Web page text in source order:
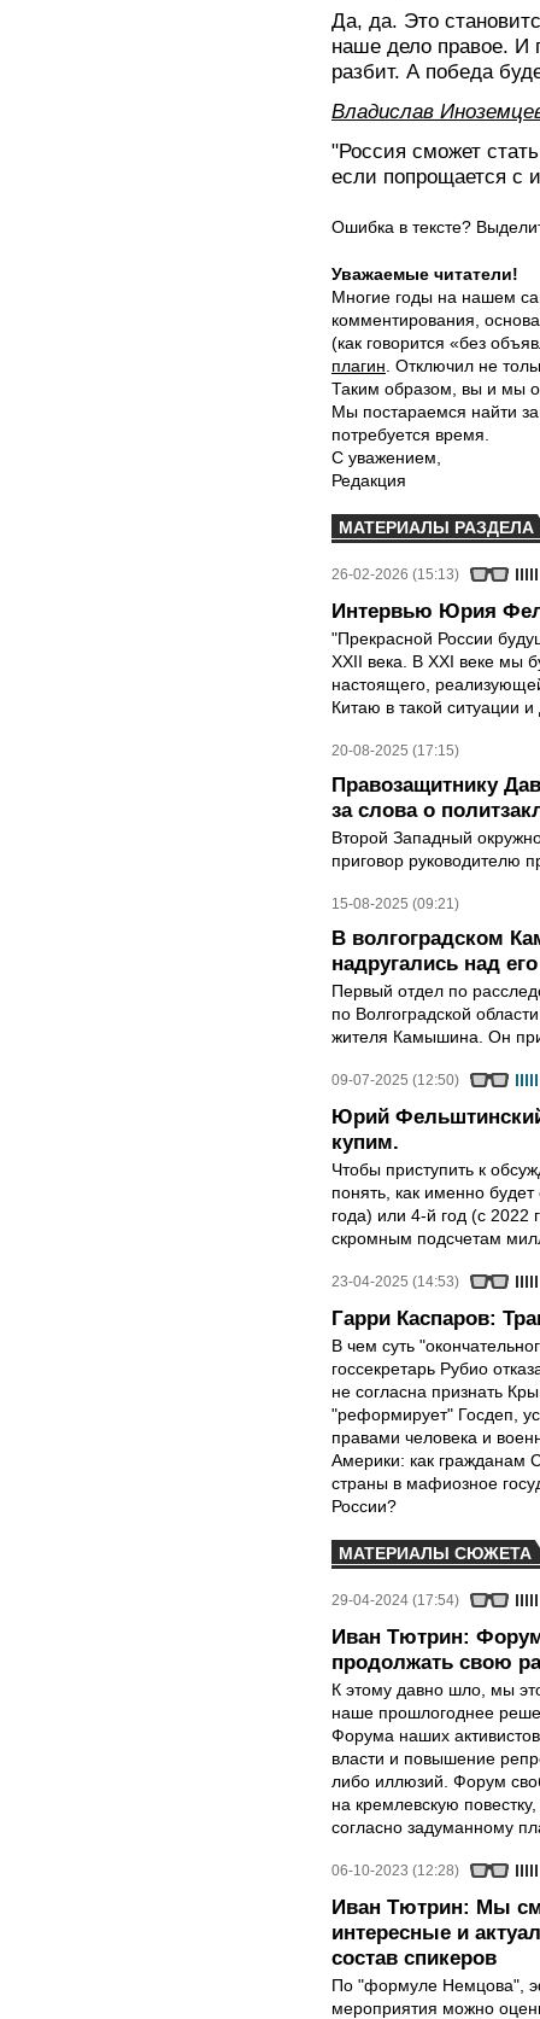
Да, да. Это
наше дело правое. И
разбит. А победа
Владислав
"Россия сможет
если попрощается с
Ошибка в тексте?
Уважаемые читатели!
Многие годы на нашем
комментирования,
(как говорится «без
плагин . Отключил не
Таким образом, вы и мы
Мы постараемся найти
потребуется время.
С уважением,
Редакция
МАТЕРИАЛЫ РАЗДЕЛА
26-02-2026 (15:13)
Интервью Юрия
"Прекрасной России
XXII века. В XXI веке мы
настоящего,
Китаю в такой ситуации
20-08-2025 (17:15)
Правозащитнику
за слова о
Второй Западный
приговор руководителю
15-08-2025 (09:21)
В волгоградском
надругались над
Первый отдел по
по Волгоградской
жителя Камышина. Он
09-07-2025 (12:50)
Юрий
купим.
Чтобы приступить к
понять, как именно
года) или 4-й год (с
скромным подсчетам
23-04-2025 (14:53)
Гарри Каспаров:
В чем суть
госсекретарь Рубио
не согласна признать
"реформирует" Госдеп,
правами человека и
Америки: как гражданам
страны в мафиозное
России?
МАТЕРИАЛЫ СЮЖЕТА
29-04-2024 (17:54)
Иван Тютрин:
продолжать свою
К этому давно шло, мы
наше прошлогоднее
Форума наших
власти и повышение
либо иллюзий. Форум
на кремлевскую
согласно задуманному
06-10-2023 (12:28)
Иван Тютрин: Мы
интересные и
состав спикеров
По "формуле Немцова",
мероприятия можно